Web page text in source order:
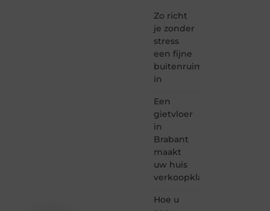
Zo richt
je zonder
stress
een fijne
buitenruimte
in
Een
gietvloer
in
Brabant
maakt
uw huis
verkoopklaar
Hoe u